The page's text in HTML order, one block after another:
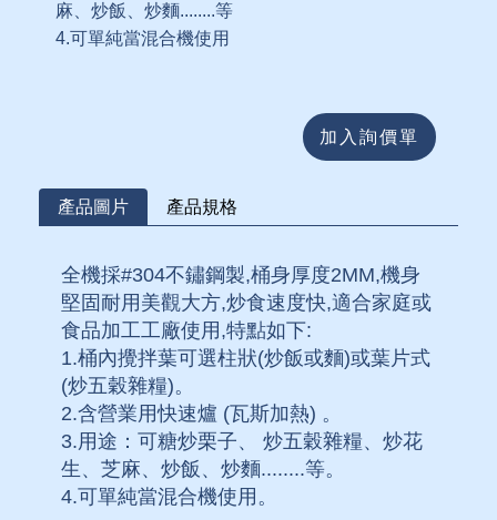
麻、炒飯、炒麵........等
4.可單純當混合機使用
加入詢價單
產品圖片 產品規格
全機採#304不鏽鋼製,桶身厚度2MM,機身
堅固耐用美觀大方,炒食速度快,適合家庭或
食品加工工廠使用,特點如下:
1.桶內攪拌葉可選柱狀(炒飯或麵)或葉片式
(炒五穀雜糧)。
2.含營業用快速爐 (瓦斯加熱) 。
3.用途：可糖炒栗子、 炒五穀雜糧、炒花
生、芝麻、炒飯、炒麵........等。
4.可單純當混合機使用。